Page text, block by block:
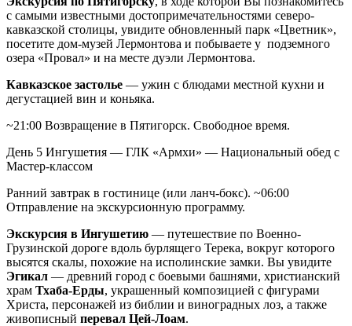
с самыми известными достопримечательностями северо-
кавказской столицы, увидите обновленный парк «Цветник»,
посетите дом-музей Лермонтова и побываете у подземного
озера «Провал» и на месте дуэли Лермонтова.
Кавказское застолье — ужин с блюдами местной кухни и
дегустацией вин и коньяка.
~21:00 Возвращение в Пятигорск. Свободное время.
День 5 Ингушетия — ГЛК «Армхи» — Национальный обед с
Мастер-классом
Ранний завтрак в гостинице (или ланч-бокс). ~06:00
Отправление на экскурсионную программу.
Экскурсия в Ингушетию — путешествие по Военно-
Грузинской дороге вдоль бурлящего Терека, вокруг которого
высятся скалы, похожие на исполинские замки. Вы увидите
Эгикал — древний город с боевыми башнями, христианский
храм Тхаба-Ерды, украшенный композицией с фигурами
Христа, персонажей из библии и виноградных лоз, а также
живописный перевал Цей-Лоам.